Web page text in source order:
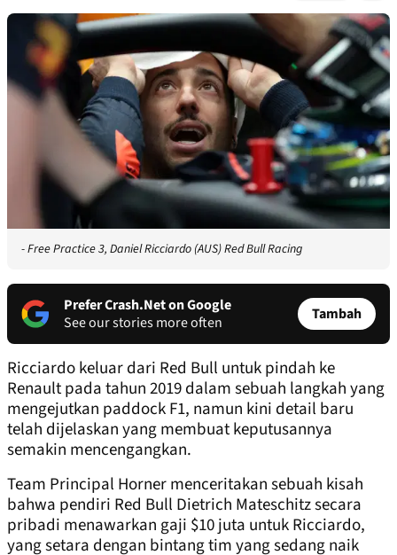
- Free Practice 3, Daniel Ricciardo (AUS) Red Bull Racing
Prefer Crash.Net on Google
See our stories more often
Tambah
Ricciardo keluar dari Red Bull untuk pindah ke
Renault pada tahun 2019 dalam sebuah langkah yang
mengejutkan paddock F1, namun kini detail baru
telah dijelaskan yang membuat keputusannya
semakin mencengangkan.
Team Principal Horner menceritakan sebuah kisah
bahwa pendiri Red Bull Dietrich Mateschitz secara
pribadi menawarkan gaji $10 juta untuk Ricciardo,
yang setara dengan bintang tim yang sedang naik